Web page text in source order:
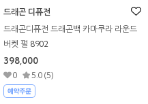
드래곤 디퓨전
드래곤디퓨전 드래곤백 카마쿠라 라운드
버켓 펄 8902
398,000
0 5.0 (5)